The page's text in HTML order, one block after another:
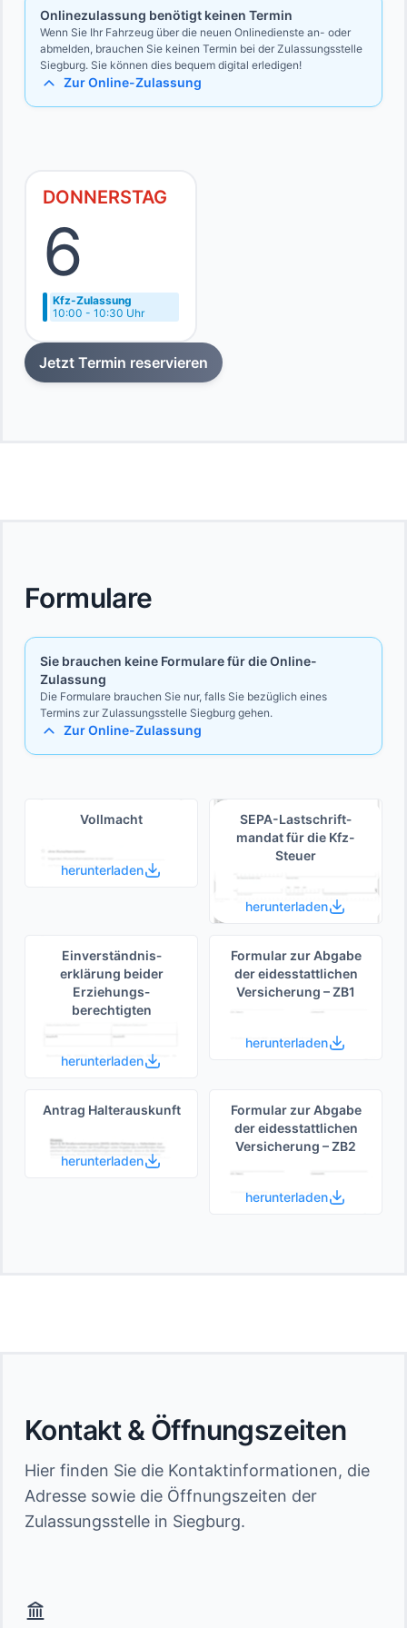
Onlinezulassung benötigt keinen Termin
Wenn Sie Ihr Fahrzeug über die neuen Onlinedienste an- oder
abmelden, brauchen Sie keinen Termin bei der Zulassungsstelle
Siegburg. Sie können dies bequem digital erledigen!
Zur Online-Zulassung
DONNERSTAG
6
Kfz-Zulassung
10:00 - 10:30 Uhr
Jetzt Termin reservieren
Formulare
Sie brauchen keine Formulare für die Online-
Zulassung
Die Formulare brauchen Sie nur, falls Sie bezüglich eines
Termins zur Zulassungsstelle Siegburg gehen.
Zur Online-Zulassung
Vollmacht
herunterladen
SEPA-Lastschrift­
mandat für die Kfz-
Steuer
herunterladen
Einverständnis­
erklärung beider
Erziehungs­
berechtigten
herunterladen
Formular zur Abgabe
der eides­stattlichen
Versicherung – ZB1
herunterladen
Antrag Halterauskunft
herunterladen
Formular zur Abgabe
der eides­stattlichen
Versicherung – ZB2
herunterladen
Kontakt & Öffnungszeiten
Hier finden Sie die Kontaktinformationen, die
Adresse sowie die Öffnungszeiten der
Zulassungsstelle in Siegburg.